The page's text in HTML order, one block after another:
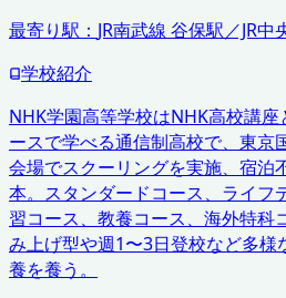
最寄り駅： JR南武線 谷保駅／JR中
学校紹介
NHK学園高等学校はNHK高校講
ースで学べる通信制高校で、東京
会場でスクーリングを実施、宿泊
本。スタンダードコース、ライフ
習コース、教養コース、海外特科
み上げ型や週1〜3日登校など多様
養を養う。